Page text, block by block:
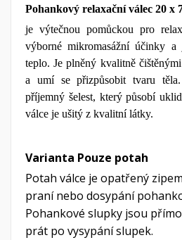
Pohankový relaxační válec 20 x
je výtečnou pomůckou pro
výborné mikromasážní účinky a
teplo. Je plněný kvalitně
a umí se přizpůsobit tvaru
příjemný šelest, který působí
válce je ušitý z kvalitní látky.
Varianta Pouze potah
Potah válce je opatřený
praní nebo dosypání
Pohankové slupky jsou
prát po vysypání slupek.